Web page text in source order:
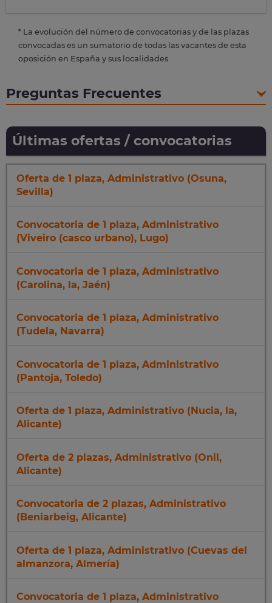
* La evolución del número de convocatorias y de las plazas
convocadas es un sumatorio de todas las vacantes de esta
oposición en España y sus localidades
Preguntas Frecuentes
Últimas ofertas / convocatorias
Oferta de 1 plaza, Administrativo (Osuna,
Sevilla)
Convocatoria de 1 plaza, Administrativo
(Viveiro (casco urbano), Lugo)
Convocatoria de 1 plaza, Administrativo
(Carolina, la, Jaén)
Convocatoria de 1 plaza, Administrativo
(Tudela, Navarra)
Convocatoria de 1 plaza, Administrativo
(Pantoja, Toledo)
Oferta de 1 plaza, Administrativo (Nucia, la,
Alicante)
Oferta de 2 plazas, Administrativo (Onil,
Alicante)
Convocatoria de 2 plazas, Administrativo
(Beniarbeig, Alicante)
Oferta de 1 plaza, Administrativo (Cuevas del
almanzora, Almería)
Convocatoria de 1 plaza, Administrativo